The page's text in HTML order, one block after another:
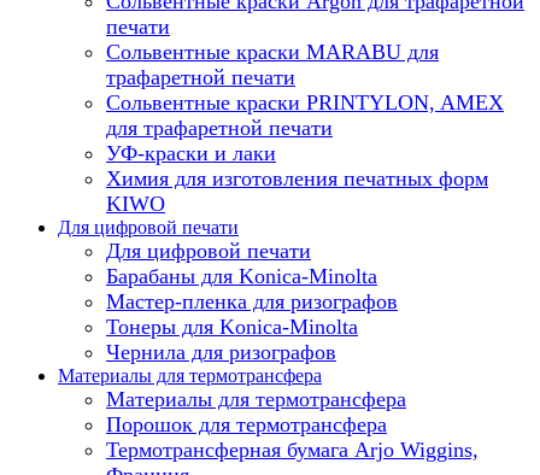
печати
Сольвентные краски MARABU для
трафаретной печати
Сольвентные краски PRINTYLON, AMEX
для трафаретной печати
УФ-краски и лаки
Химия для изготовления печатных форм
KIWO
Для цифровой печати
Для цифровой печати
Барабаны для Konica-Minolta
Мастер-пленка для ризографов
Тонеры для Konica-Minolta
Чернила для ризографов
Материалы для термотрансфера
Материалы для термотрансфера
Порошок для термотрансфера
Термотрансферная бумага Arjo Wiggins,